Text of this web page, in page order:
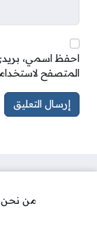
احفظ اسمي، بريدي
المتصفح
من نحن